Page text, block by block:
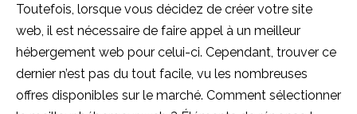
Toutefois, lorsque vous décidez de créer votre site
web, il est nécessaire de faire appel à un meilleur
hébergement web pour celui-ci. Cependant, trouver ce
dernier n’est pas du tout facile, vu les nombreuses
offres disponibles sur le marché. Comment sélectionner